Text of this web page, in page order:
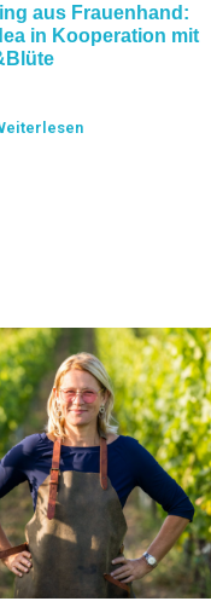
aus Frauenhand:
in Kooperation mit